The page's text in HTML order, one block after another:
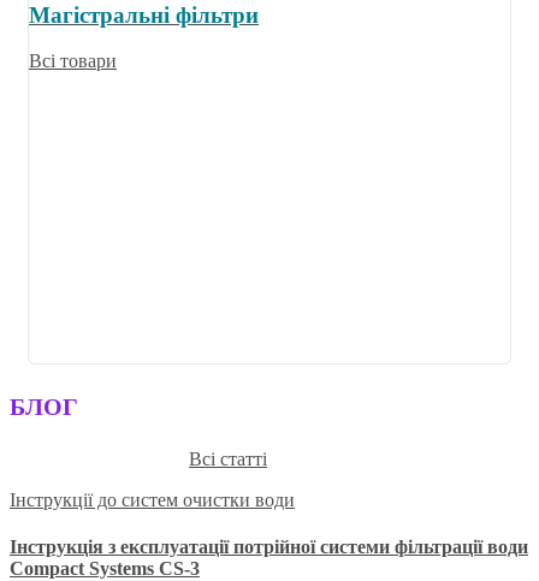
Магістральні фільтри
Всі товари
БЛОГ
Всі статті
Інструкції до систем очистки води
Інструкція з експлуатації потрійної системи фільтрації води
Compact Systems CS-3